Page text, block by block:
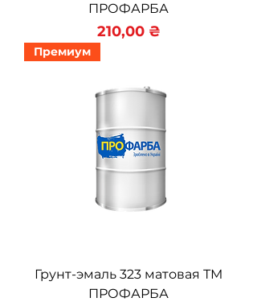
ПРОФАРБА
Цена
210,00 ₴
Премиум
Грунт-эмаль 323 матовая ТМ
ПРОФАРБА